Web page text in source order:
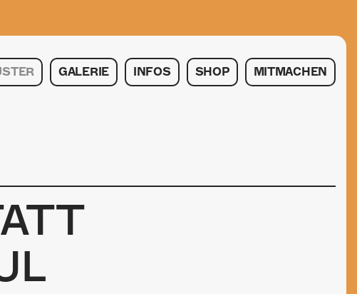
GALERIE INFOS SHOP MITMACHEN